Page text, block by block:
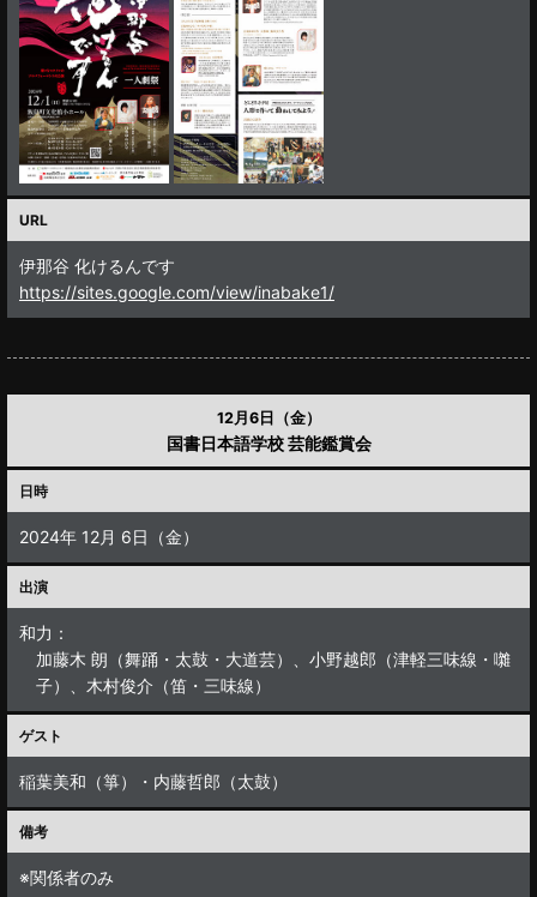
URL
伊那谷 化けるんです
https://sites.google.com/view/inabake1/
12月6日（金）
国書日本語学校 芸能鑑賞会
日時
2024年 12月 6日（金）
出演
和力：
加藤木 朗（舞踊・太鼓・大道芸）、小野越郎（津軽三味線・囃
子）、木村俊介（笛・三味線）
ゲスト
稲葉美和（箏）・内藤哲郎（太鼓）
備考
※関係者のみ